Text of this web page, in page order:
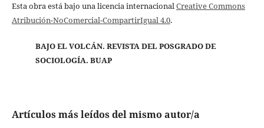
Esta obra está bajo una licencia internacionalCreative Commons
Atribución-NoComercial-CompartirIgual 4.0.
BAJO EL VOLCÁN. REVISTA DEL POSGRADO DE
SOCIOLOGÍA. BUAP
Artículos más leídos del mismo autor/a